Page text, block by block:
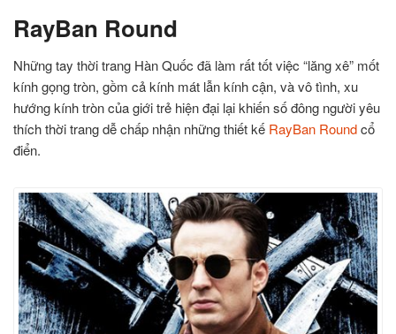
RayBan Round
Những tay thời trang Hàn Quốc đã làm rất tốt việc “lăng xê” mốt
kính gọng tròn, gồm cả kính mát lẫn kính cận, và vô tình, xu
hướng kính tròn của giới trẻ hiện đại lại khiến số đông người yêu
thích thời trang dễ chấp nhận những thiết kế RayBan Roundcổ
điển.